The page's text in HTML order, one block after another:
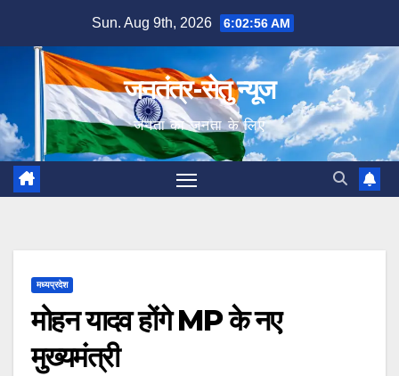
content
Sun. Aug 9th, 2026 6:02:57 AM
जनतंत्र-सेतु न्यूज
जनता का जनता के लिए
मध्यप्रदेश
मोहन यादव होंगे MP के नए
मुख्यमंत्री